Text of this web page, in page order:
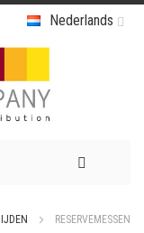
Nederlands
RESERVEMESSEN